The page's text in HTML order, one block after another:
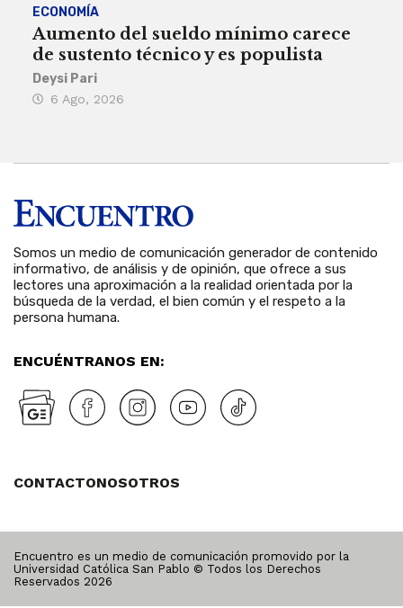
ECONOMÍA
Aumento del sueldo mínimo carece
de sustento técnico y es populista
Deysi Pari
6 Ago, 2026
Somos un medio de comunicación generador de contenido
informativo, de análisis y de opinión, que ofrece a sus
lectores una aproximación a la realidad orientada por la
búsqueda de la verdad, el bien común y el respeto a la
persona humana.
ENCUÉNTRANOS EN:
CONTACTONOSOTROS
Encuentro es un medio de comunicación promovido por la
Universidad Católica San Pablo © Todos los Derechos
Reservados 2026